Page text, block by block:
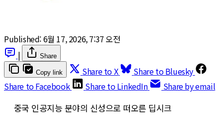
Published:6월 17, 2026, 7:37 오전
|
Share
Copy link Share to X
Share to Bluesky
Share to Facebook
Share to LinkedIn Share by email
중국 인공지능 분야의 신성으로 떠오른 딥시크